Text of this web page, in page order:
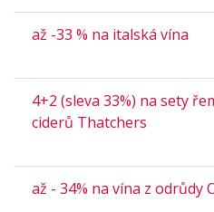
až -33 % na italská vína
4+2 (sleva 33%) na sety
ciderů Thatchers
až - 34% na vína z odrůdy